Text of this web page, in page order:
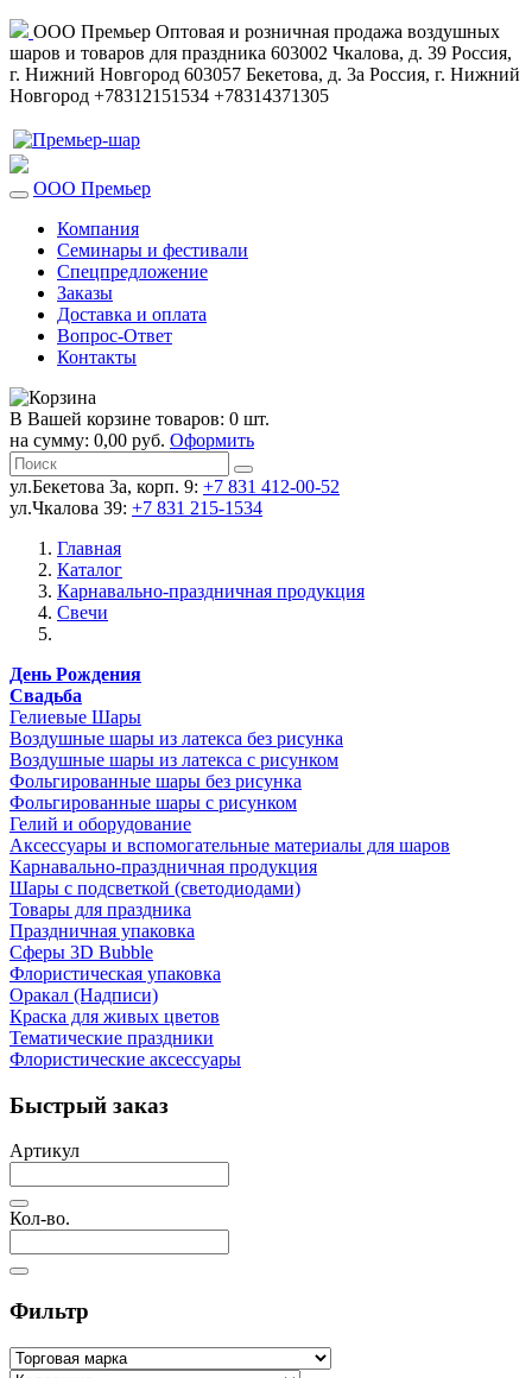
ООО Премьер Оптовая и розничная продажа воздушных
шаров и товаров для праздника 603002 Чкалова, д. 39 Россия,
г. Нижний Новгород 603057 Бекетова, д. 3а Россия, г. Нижний
Новгород +78312151534 +78314371305
ООО Премьер
Компания
Семинары и фестивали
Спецпредложение
Заказы
Доставка и оплата
Вопрос-Ответ
Контакты
В Вашей корзине товаров: 0 шт.
на сумму: 0,00 руб. Оформить
ул.Бекетова 3а, корп. 9: +7 831 412-00-52
ул.Чкалова 39: +7 831 215-1534
Главная
Каталог
Карнавально-праздничная продукция
Свечи
День Рождения
Свадьба
Гелиевые Шары
Воздушные шары из латекса без рисунка
Воздушные шары из латекса с рисунком
Фольгированные шары без рисунка
Фольгированные шары с рисунком
Гелий и оборудование
Аксессуары и вспомогательные материалы для шаров
Карнавально-праздничная продукция
Шары с подсветкой (светодиодами)
Товары для праздника
Праздничная упаковка
Сферы 3D Bubble
Флористическая упаковка
Оракал (Надписи)
Краска для живых цветов
Тематические праздники
Флористические аксессуары
Быстрый заказ
Артикул
Кол-во.
Фильтр